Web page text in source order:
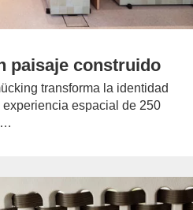
paisaje construido
transforma la identidad
espacial de 250